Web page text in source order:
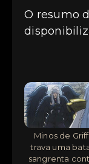
O resumo
Minos de
trava uma
sangrenta